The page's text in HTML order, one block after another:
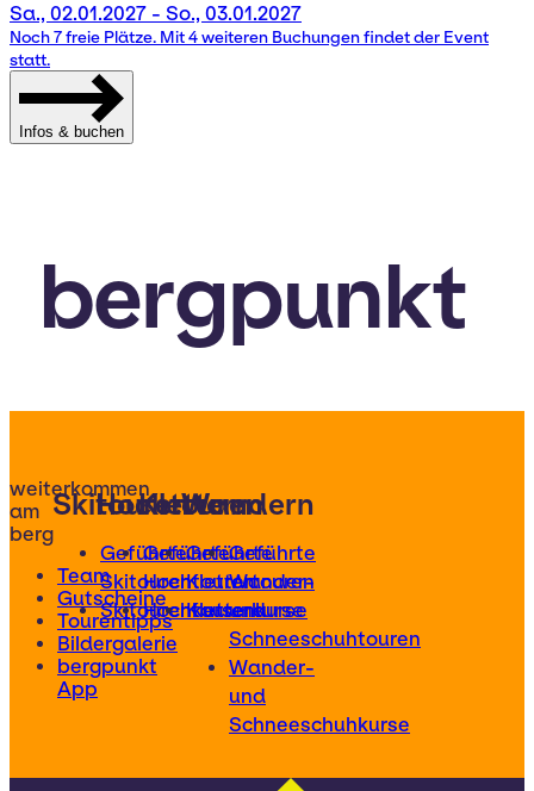
Sa., 02.01.2027 - So., 03.01.2027
Noch 7 freie Plätze. Mit 4 weiteren Buchungen findet der Event
statt.
Infos & buchen
bergpunkt
weiterkommen
am
berg
Team
Gutscheine
Tourentipps
Bildergalerie
bergpunkt
App
Skitouren
Geführte
Skitouren
Skitourenkurse
Hochtouren
Geführte
Hochtouren
Hochtourenkurse
Klettern
Geführte
Klettertouren
Kletterkurse
Wandern
Geführte
Wander-
und
Schneeschuhtouren
Wander-
und
Schneeschuhkurse